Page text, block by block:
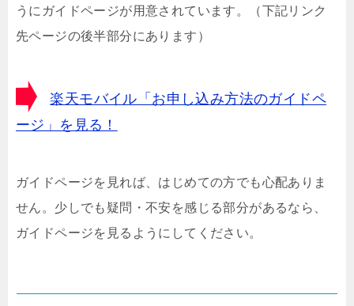
うにガイドページが用意されています。（下記リンク
先ページの後半部分にあります）
楽天モバイル「お申し込み方法のガイドペ
ージ」を見る！
ガイドページを見れば、はじめての方でも心配ありま
せん。少しでも疑問・不安を感じる部分があるなら、
ガイドページを見るようにしてください。